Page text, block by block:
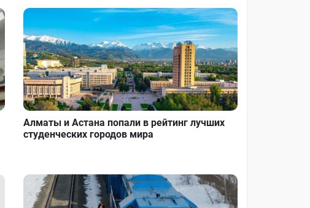
Алматы и Астана попали в рейтинг лучших
студенческих городов мира